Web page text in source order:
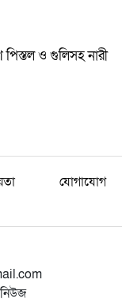
পিস্তল ও গুলিসহ নারী
যোগাযোগ